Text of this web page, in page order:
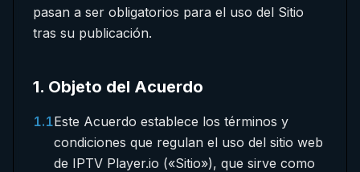
pasan a ser obligatorios para el uso del Sitio
tras su publicación.
1. Objeto del Acuerdo
1.1Este Acuerdo establece los términos y
condiciones que regulan el uso del sitio web
de IPTV Player.io («Sitio»), que sirve como